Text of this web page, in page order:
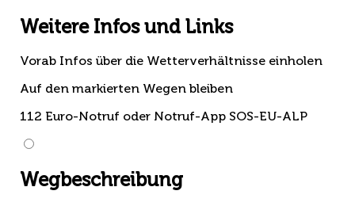
Weitere Infos und Links
Vorab Infos über die Wetterverhältnisse einholen
Auf den markierten Wegen bleiben
112 Euro-Notruf oder Notruf-App SOS-EU-ALP
Wegbeschreibung